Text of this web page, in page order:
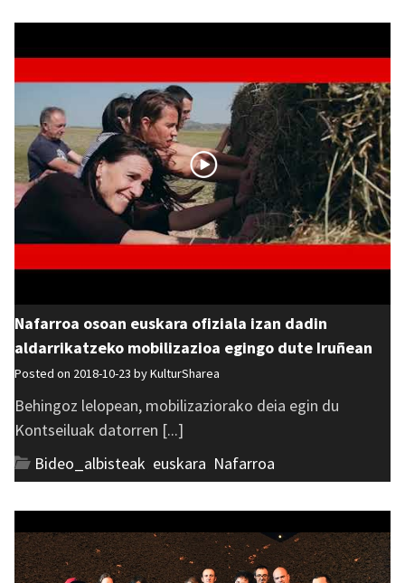
Nafarroa osoan euskara ofiziala izan dadin
aldarrikatzeko mobilizazioa egingo dute Iruñean
Posted on 2018-10-23 byKulturSharea
Behingoz lelopean, mobilizaziorako deia egin du
Kontseiluak datorren [...]
Bideo_albisteak euskara Nafarroa